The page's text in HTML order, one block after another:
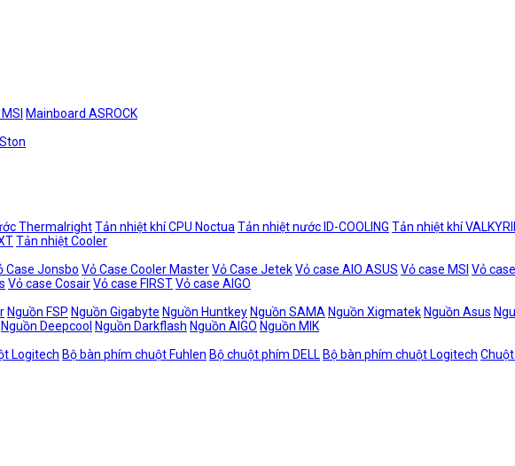
Mainboard ASROCK
ThermalrightTản nhiệt khí CPU Noctua Tản nhiệt nước ID-COOLING Tản nhiệt khí
Tản nhiệt Cooler
Case Jonsbo Vỏ Case Cooler MasterVỏ Case JetekVỏ case AIO ASUS Vỏ case MSI Vỏ
Vỏ case CosairVỏ case FIRSTVỏ case AIGO
Nguồn FSP Nguồn Gigabyte Nguồn Huntkey Nguồn SAMA Nguồn Xigmatek Nguồn Asus
Nguồn Deepcool Nguồn Darkflash Nguồn AIGO Nguồn MIK
Logitech Bộ bàn phím chuột Fuhlen Bộ chuột phím DELL Bộ bàn phím chuột Logitech Chuột